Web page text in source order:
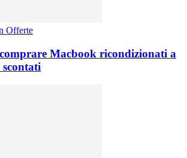
Offerte
Macbook ricondizionati a
scontati